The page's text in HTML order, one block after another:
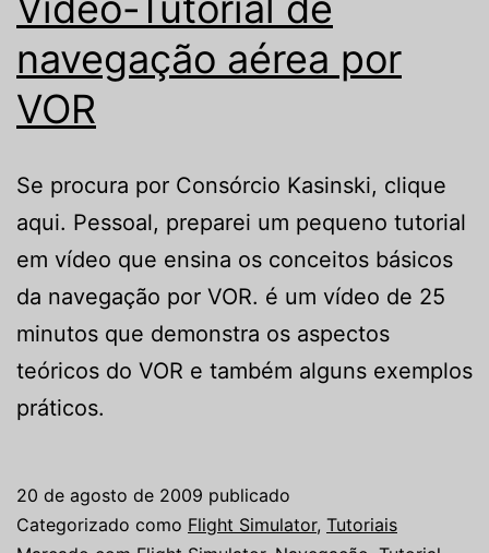
navegação aérea por
VOR
Se procura por Consórcio Kasinski, clique
aqui. Pessoal, preparei um pequeno tutorial
em vídeo que ensina os conceitos básicos
da navegação por VOR. é um vídeo de 25
minutos que demonstra os aspectos
teóricos do VOR e também alguns exemplos
práticos.
20 de agosto de 2009 publicado
Categorizado como Flight Simulator, Tutoriais